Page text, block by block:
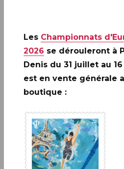
A ne pas rater: 20
CRÉATION DE
2006 - 2026 / BLOC
EN SAVOIR PLUS
Les Championnats
2026 se dérouleront à
Denis du 31 juillet au
est en vente générale
boutique :